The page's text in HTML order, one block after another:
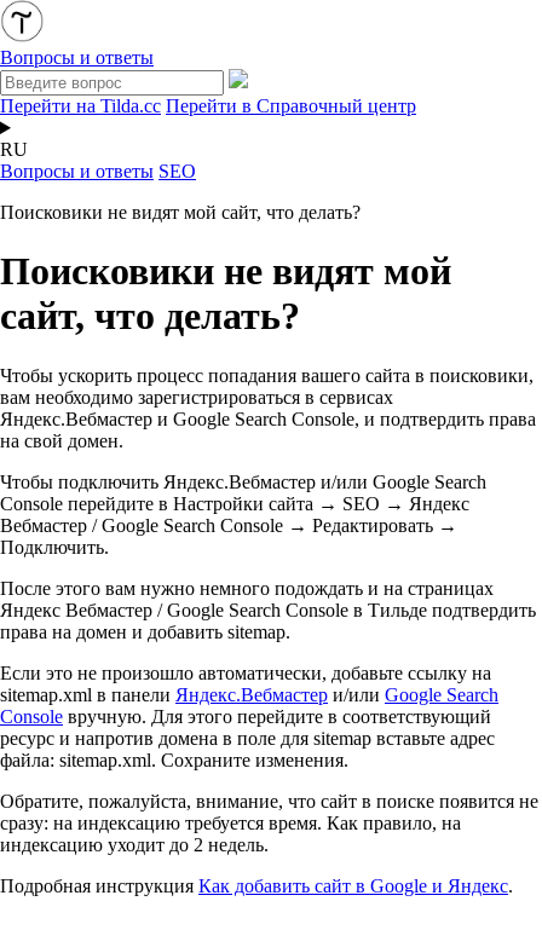
Вопросы и ответы
Перейти на Tilda.cc Перейти в Справочный центр
RU
Вопросы и ответы SEO
Поисковики не видят мой сайт, что делать?
Поисковики не видят мой
сайт, что делать?
Чтобы ускорить процесс попадания вашего сайта в поисковики,
вам необходимо зарегистрироваться в сервисах
Яндекс.Вебмастер и Google Search Console, и подтвердить права
на свой домен.
Чтобы подключить Яндекс.Вебмастер и/или Google Search
Console перейдите в Настройки сайта → SEO → Яндекс
Вебмастер / Google Search Console → Редактировать →
Подключить.
После этого вам нужно немного подождать и на страницах
Яндекс Вебмастер / Google Search Console в Тильде подтвердить
права на домен и добавить sitemap.
Если это не произошло автоматически, добавьте ссылку на
sitemap.xml в панели Яндекс.Вебмастер и/или Google Search
Console вручную. Для этого перейдите в соответствующий
ресурс и напротив домена в поле для sitemap вставьте адрес
файла: sitemap.xml. Сохраните изменения.
Обратите, пожалуйста, внимание, что сайт в поиске появится не
сразу: на индексацию требуется время. Как правило, на
индексацию уходит до 2 недель.
Подробная инструкция Как добавить сайт в Google и Яндекс.